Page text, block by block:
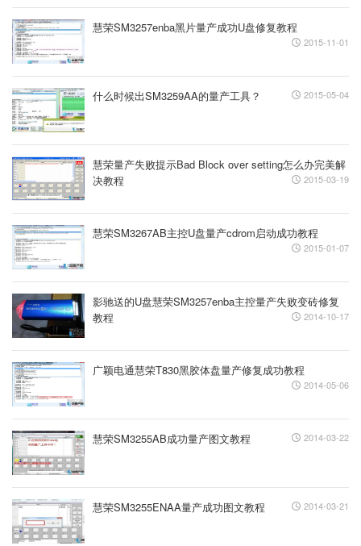
慧荣SM3257enba黑片量产成功U盘修复教程
2015-11-01
什么时候出SM3259AA的量产工具？ 2015-05-04
慧荣量产失败提示Bad Block over setting怎么办完美解
决教程
2015-03-19
慧荣SM3267AB主控U盘量产cdrom启动成功教程
2015-01-07
影驰送的U盘慧荣SM3257enba主控量产失败变砖修复
教程
2014-10-17
广颖电通慧荣T830黑胶体盘量产修复成功教程
2014-05-06
慧荣SM3255AB成功量产图文教程 2014-03-22
慧荣SM3255ENAA量产成功图文教程 2014-03-21